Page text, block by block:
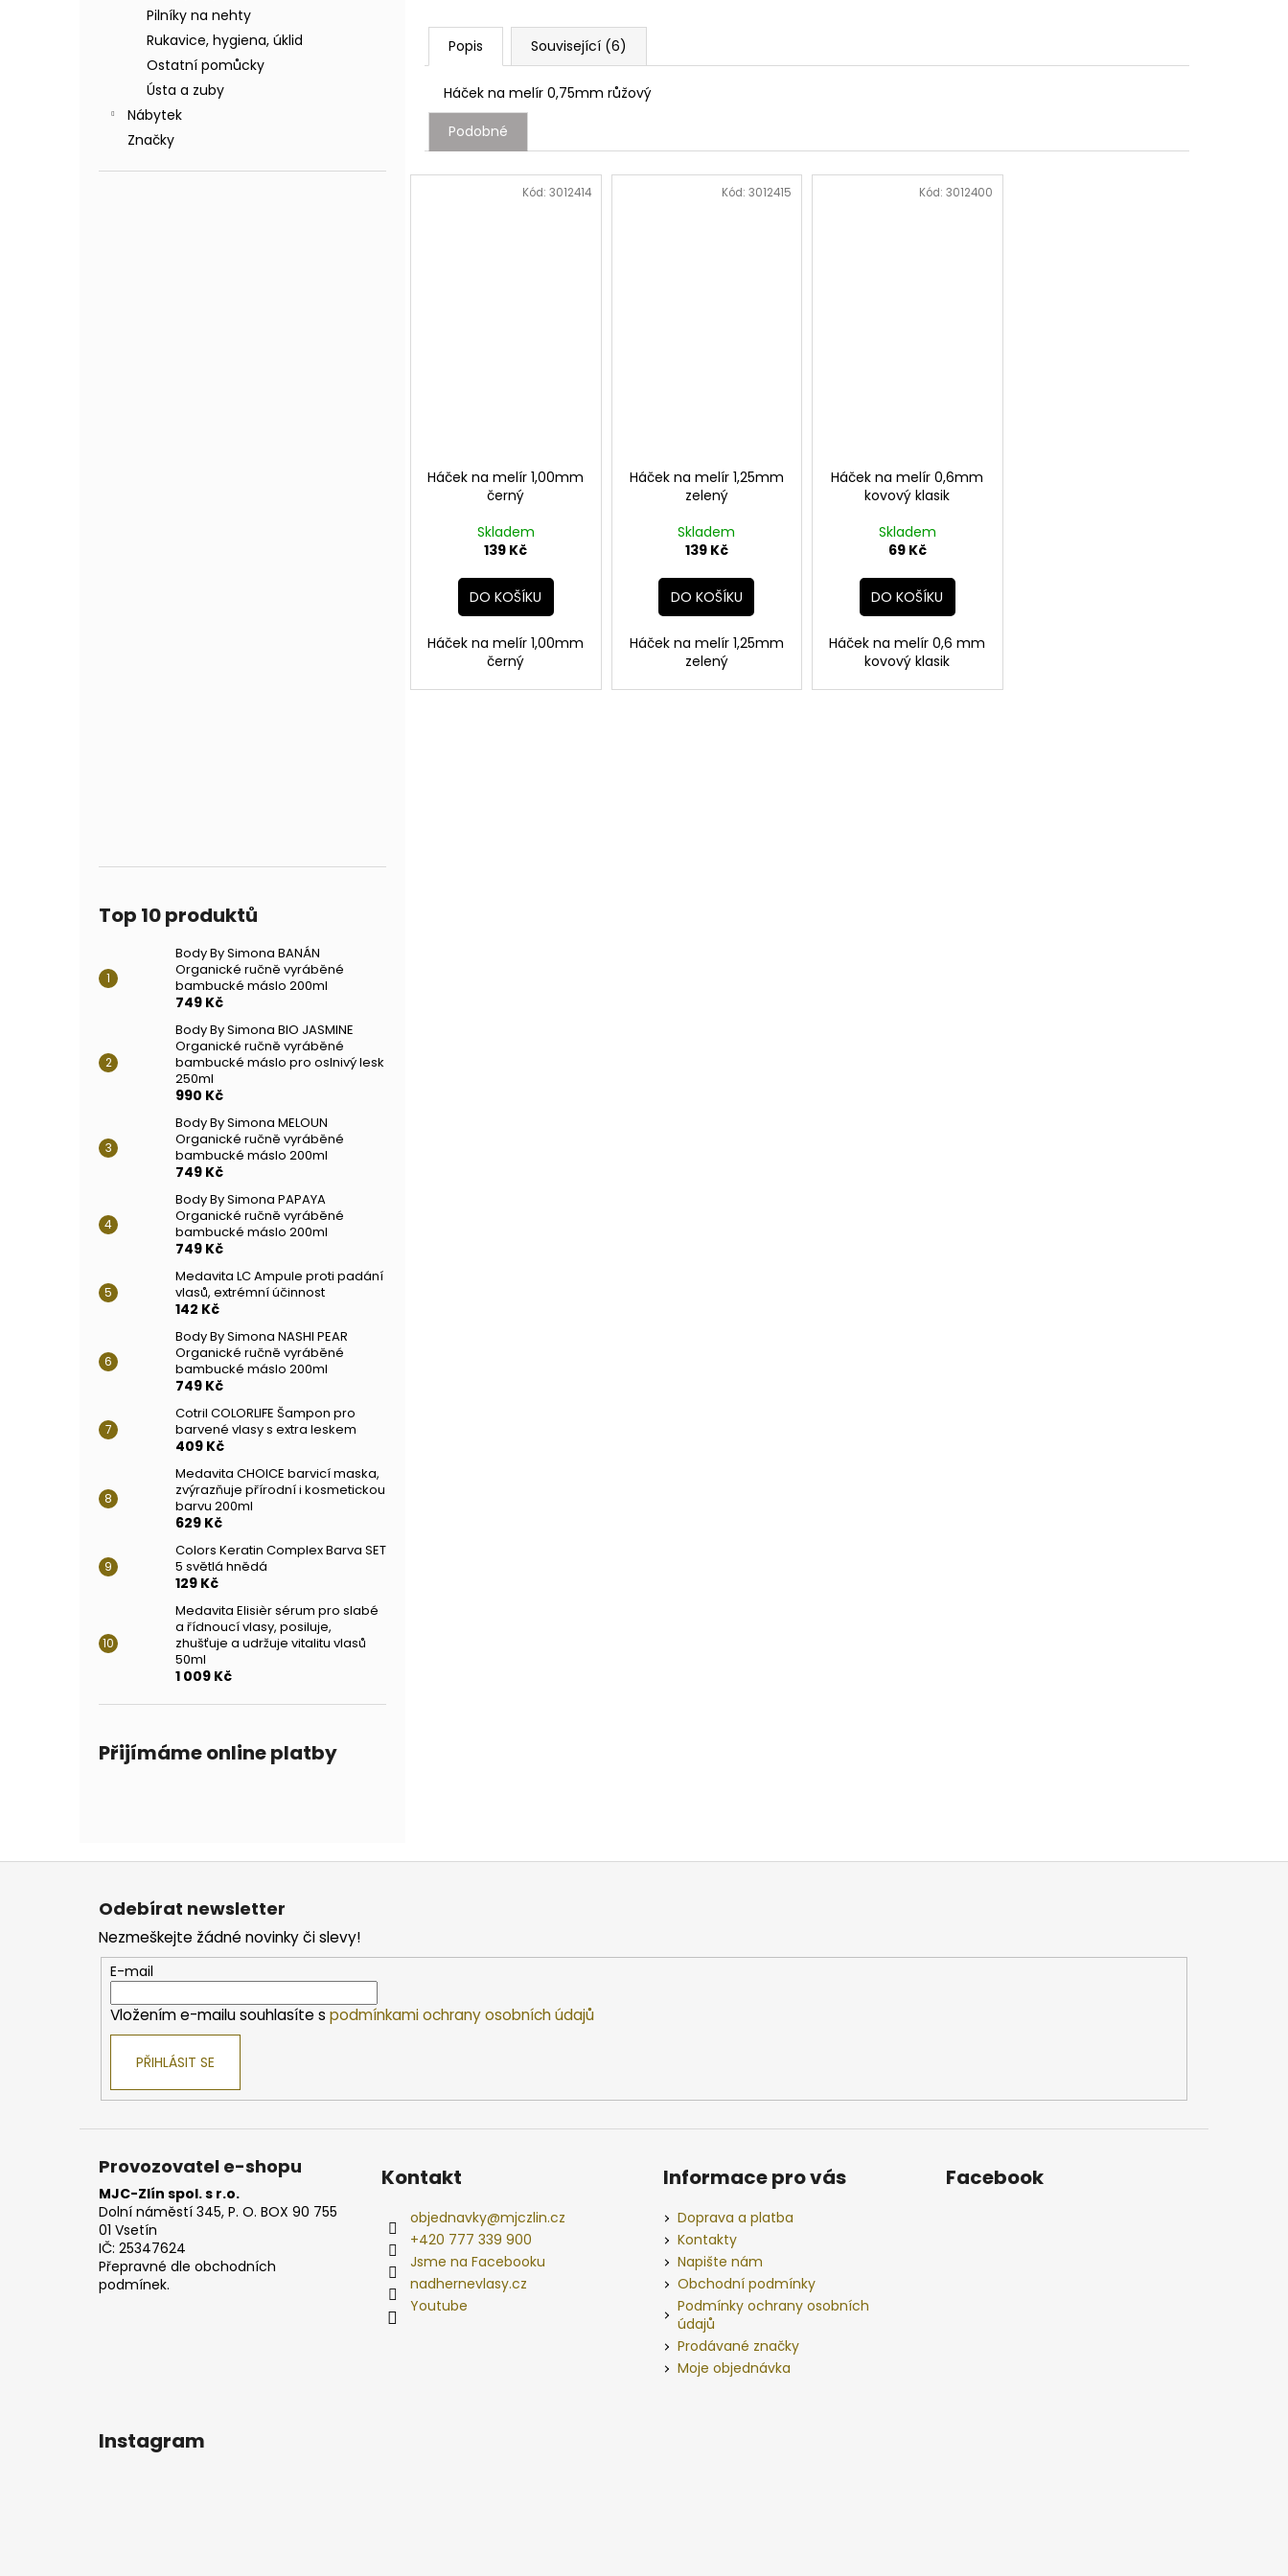
Pilníky na nehty
Rukavice, hygiena, úklid
Ostatní pomůcky
Ústa a zuby
Nábytek
Značky
Top 10 produktů
Body By Simona BANÁN
Organické ručně vyráběné
bambucké máslo 200ml
749 Kč
Body By Simona BIO JASMINE
Organické ručně vyráběné
bambucké máslo pro oslnivý lesk
250ml
990 Kč
Body By Simona MELOUN
Organické ručně vyráběné
bambucké máslo 200ml
749 Kč
Body By Simona PAPAYA
Organické ručně vyráběné
bambucké máslo 200ml
749 Kč
Medavita LC Ampule proti padání
vlasů, extrémní účinnost
142 Kč
Body By Simona NASHI PEAR
Organické ručně vyráběné
bambucké máslo 200ml
749 Kč
Cotril COLORLIFE Šampon pro
barvené vlasy s extra leskem
409 Kč
Medavita CHOICE barvicí maska,
zvýrazňuje přírodní i kosmetickou
barvu 200ml
629 Kč
Colors Keratin Complex Barva SET
5 světlá hnědá
129 Kč
Medavita Elisièr sérum pro slabé
a řídnoucí vlasy, posiluje,
zhušťuje a udržuje vitalitu vlasů
50ml
1 009 Kč
Přijímáme online platby
Popis Související (6)
Háček na melír 0,75mm růžový
Podobné
Háček na melír 1,00mm
černý
Skladem
139 Kč
DO KOŠÍKU
Háček na melír 1,00mm
černý
Kód: 3012414
Háček na melír 1,25mm
zelený
Skladem
139 Kč
DO KOŠÍKU
Háček na melír 1,25mm
zelený
Kód: 3012415
Háček na melír 0,6mm
kovový klasik
Skladem
69 Kč
DO KOŠÍKU
Háček na melír 0,6 mm
kovový klasik
Kód: 3012400
Z
Odebírat newsletter
Nezmeškejte žádné novinky či slevy!
E-mail
Vložením e-mailu souhlasíte s podmínkami ochrany osobních údajů
PŘIHLÁSIT SE
Provozovatel e-shopu
MJC-Zlín spol. s r.o.
Dolní náměstí 345, P. O. BOX 90 755
01 Vsetín
IČ: 25347624
Přepravné dle obchodních
podmínek.
Kontakt
objednavky@mjczlin.cz
+420 777 339 900
Jsme na Facebooku
nadhernevlasy.cz
Youtube
Informace pro vás
Doprava a platba
Kontakty
Napište nám
Obchodní podmínky
Podmínky ochrany osobních
údajů
Prodávané značky
Moje objednávka
Facebook
Instagram